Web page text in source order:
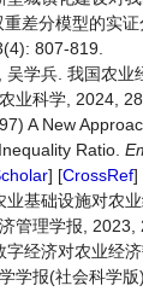
差分模型的实证
807-819.
吴学兵. 我国农业
业科学, 2024,
A New
Ratio.
] [CrossRef]
业基础设施对农
管理学报, 2023,
字经济对农业经
学报(社会科学